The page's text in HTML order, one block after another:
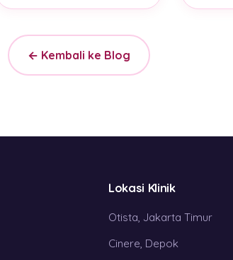
← Kembali ke Blog
Lokasi Klinik
Otista, Jakarta Timur
Cinere, Depok